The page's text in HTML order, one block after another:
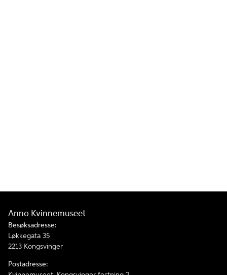
Anno Kvinnemuseet
Besøksadresse:
Løkkegata 35
2213 Kongsvinger
Postadresse: